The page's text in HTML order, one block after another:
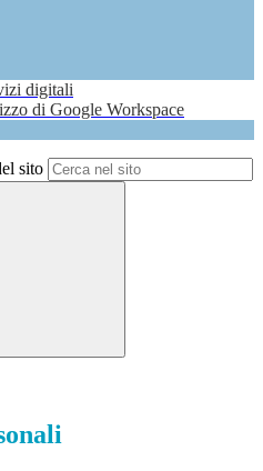
digitali
di Google Workspace
sito